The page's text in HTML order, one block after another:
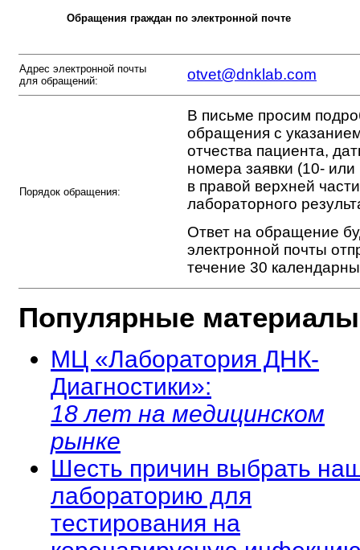
Обращения граждан по электронной почте
Адрес электронной почты
для обращений:
otvet@dnklab.com
Порядок обращения:
В письме просим
обращения с
отчества пациента,
номера заявки (10-
в правой верхней
лабораторного
Ответ на обращение
электронной почты
течение 30
Популярные материалы
МЦ «Лаборатория ДНК-
Диагностики»:
18 лет на медицинском
рынке
Шесть причин выбрать
лабораторию для
тестирования на